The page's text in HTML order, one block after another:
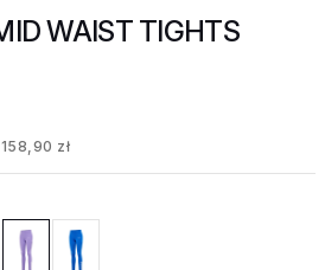
WAIST TIGHTS
zł